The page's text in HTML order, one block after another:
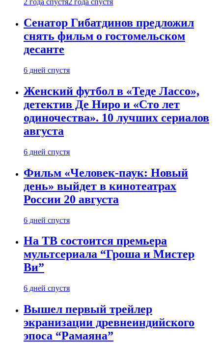
2 года спустя2 года спустя
Сенатор Гибатдинов предложил
снять фильм о гостомельском
десанте
6 дней спустя
Женский футбол в «Теде Лассо»,
детектив Де Ниро и «Сто лет
одиночества». 10 лучших сериалов
августа
6 дней спустя
Фильм «Человек-паук: Новый
день» выйдет в кинотеатрах
России 20 августа
6 дней спустя
На ТВ состоится премьера
мультсериала “Гроша и Мистер
Ви”
6 дней спустя
Вышел первый трейлер
экранизации древнеиндийского
эпоса “Рамаяна”